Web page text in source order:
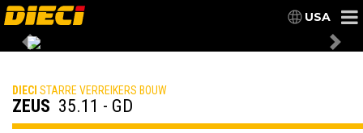
USA
Previous
DIECI STARRE VERREIKERS BOUW
ZEUS 35.11 - GD